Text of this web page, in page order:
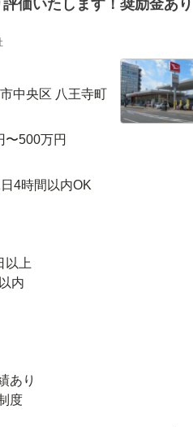
価いたします！奨励金あり
中央区 八王寺町
〜500万円
4時間以内OK
以上
内
あり
度